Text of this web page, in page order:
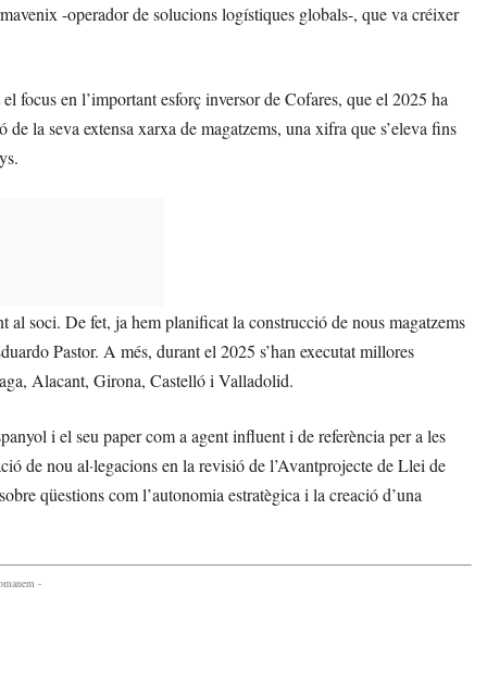
-operador de solucions logístiques globals-, que va créixer
focus en l’important esforç inversor de Cofares, que el 2025 ha
la seva extensa xarxa de magatzems, una xifra que s’eleva fins
al soci. De fet, ja hem planificat la construcció de nous magatzems
Pastor. A més, durant el 2025 s’han executat millores
Alacant, Girona, Castelló i Valladolid.
i el seu paper com a agent influent i de referència per a les
de nou al·legacions en la revisió de l’Avantprojecte de Llei de
qüestions com l’autonomia estratègica i la creació d’una
-